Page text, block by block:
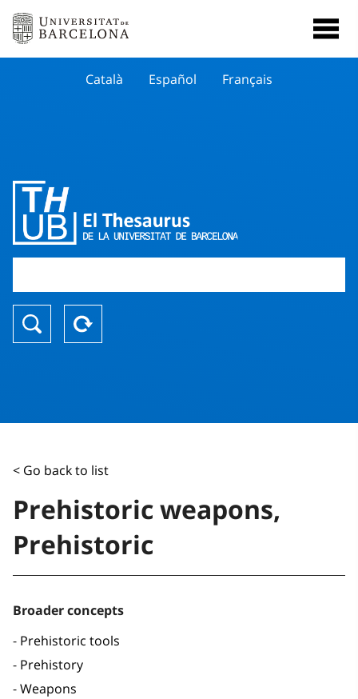
Català Español Français
< Go back to list
Prehistoric weapons,
Prehistoric
Broader concepts
Prehistoric tools
Prehistory
Weapons